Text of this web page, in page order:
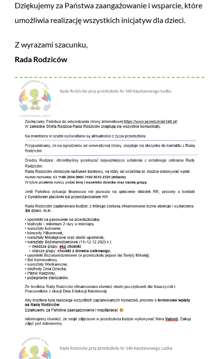
Dziękujemy za Państwa zaangażowanie i wsparcie, które
umożliwia realizację wszystkich inicjatyw dla dzieci.
Z wyrazami szacunku,
Rada Rodziców